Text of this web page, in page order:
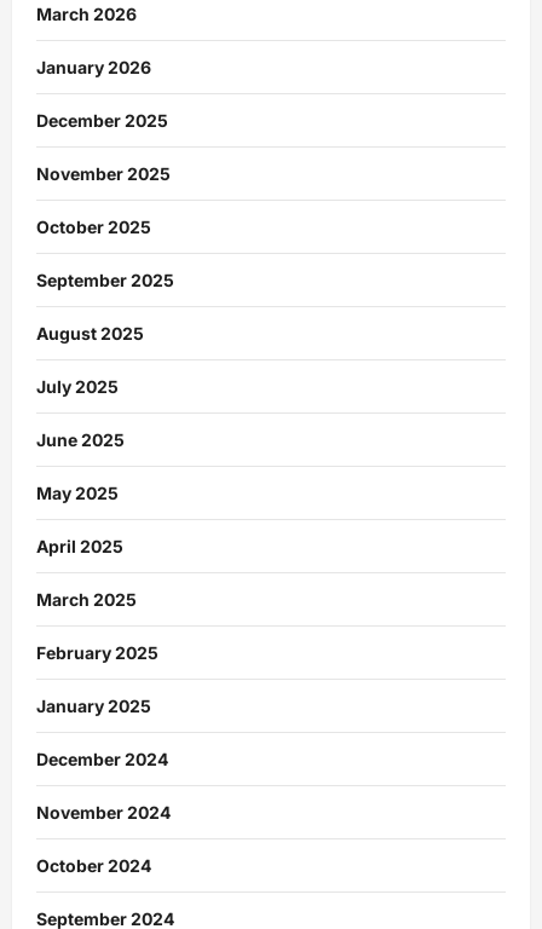
March 2026
January 2026
December 2025
November 2025
October 2025
September 2025
August 2025
July 2025
June 2025
May 2025
April 2025
March 2025
February 2025
January 2025
December 2024
November 2024
October 2024
September 2024